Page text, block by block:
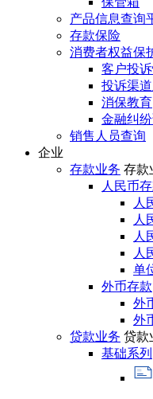
产品信息查询
存款保险
消费者权益保
客户投
投诉渠
消保教育
金融纠纷
销售人员查询
企业
存款业务 存款
人民币
人
人
人
人
单
外币存款
外
外
贷款业务 贷款
基础系列